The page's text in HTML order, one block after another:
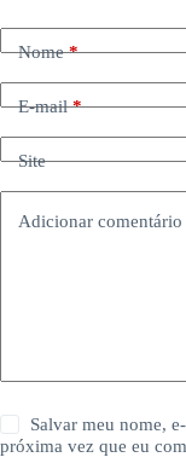
Nome*
E-mail*
Site
Adicionar comentário
Salvar meu nome,
próxima vez que eu